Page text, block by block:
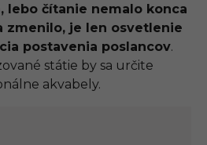
lebo čítanie nemalo konca
zmenilo, je len osvetlenie
postavenia poslancov.
státie by sa určite
akvabely.